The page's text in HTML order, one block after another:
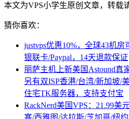
本文为VPS小学生原创文章，转载
猜你喜欢：
justvps优惠10%，全球43机
银联卡/Paypal，14天退款保证
丽萨主机上新美国Astound真
另有双ISP香港/台湾/新加坡/
住宅TK服务器，支持支付宝
RackNerd美国VPS：21.99美